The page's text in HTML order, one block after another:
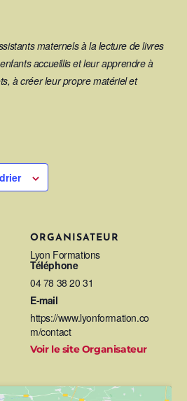
maternels à la lecture de livres
accueillis et leur apprendre à
à créer leur propre matériel et
ORGANISATEUR
Lyon Formations
Téléphone
04 78 38 20 31
E-mail
https://www.lyonformation.co
m/contact
Voir le site Organisateur